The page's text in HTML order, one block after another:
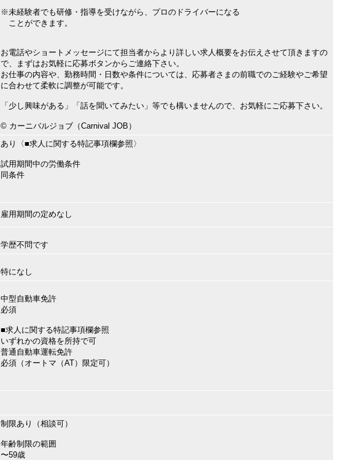
※未経験者でも研修・指導を受けながら、プロのドライバーになる
ことができます。
お電話やショートメッセージにて担当者からより詳しい求人概要をお伝えさせて頂きますの
で、まずはお気軽に応募ボタンからご連絡下さい。
お仕事の内容や、勤務時間・日数や条件については、応募者さまの前職でのご経験やご希望
に合わせて柔軟に調整が可能です。
「少し興味がある」「話を聞いてみたい」等でも構いませんので、お気軽にご応募下さい。
©︎ カーニバルジョブ（Carnival JOB）
あり〈■求人に関する特記事項欄参照〉
試用期間中の労働条件
同条件
雇用期間の定めなし
学歴不問です
特になし
中型自動車免許
必須
■求人に関する特記事項欄参照
いずれかの資格を所持で可
普通自動車運転免許
必須（オートマ（AT）限定可）
制限あり（相談可）
年齢制限の範囲
〜59歳